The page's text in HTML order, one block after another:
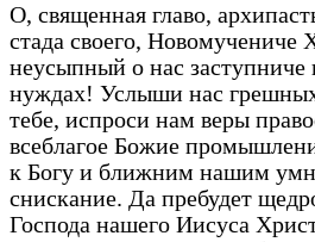
О, священная главо,
стада своего, Новомучениче
неусыпный о нас заступниче
нуждах! Услыши нас
тебе, испроси нам веры
всеблагое Божие
к Богу и ближним нашим
снискание. Да пребудет
Господа нашего Иисуса